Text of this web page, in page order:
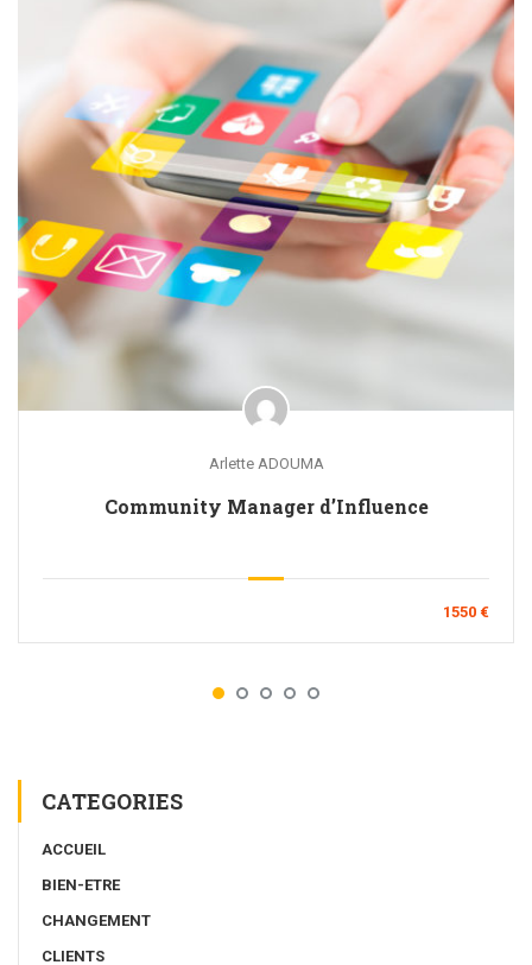
Arlette ADOUMA
Community Manager d’Influence
1550 €
CATEGORIES
ACCUEIL
BIEN-ETRE
CHANGEMENT
CLIENTS